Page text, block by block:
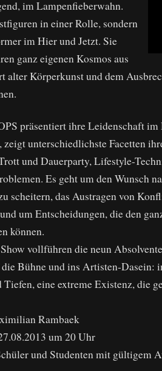
im Lampenfieberwahn.
in einer Rolle, sondern
im Hier und Jetzt. Sie
ganz eigenen Kosmos aus
alter Körperkunst und dem
präsentiert ihre Leidenschaft im
zeigt unterschiedlichste Facetten
und Dauerparty, Lifestyle-
Es geht um den Wunsch
scheitern, das Austragen von
um Entscheidungen, die den
können.
vollführen die neun
Bühne und ins Artisten-Dasein:
Tiefen, eine extreme Existenz, die
Rambaek
um 20 Uhr
und Studenten mit gültigem